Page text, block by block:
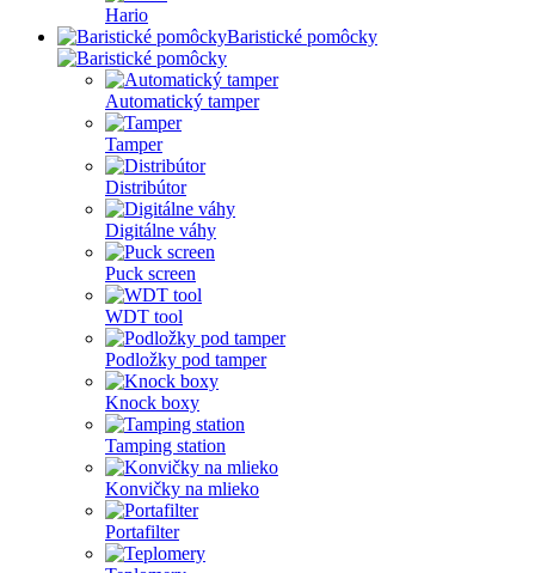
Hario
Baristické pomôcky
Automatický tamper
Tamper
Distribútor
Digitálne váhy
Puck screen
WDT tool
Podložky pod tamper
Knock boxy
Tamping station
Konvičky na mlieko
Portafilter